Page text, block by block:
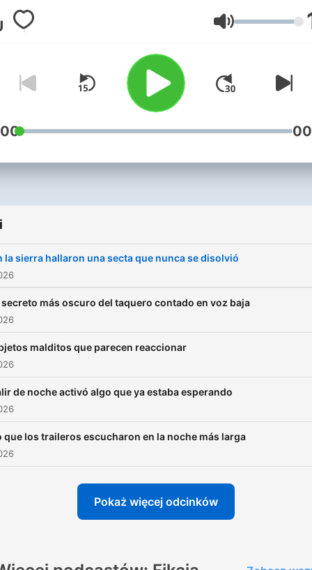
en Español colocan todos
anuncios al inicio de cada
episodio. Así, cuando eliges
escuchar, sabes que
no habrá interrupciones,
una inmersión continua en
miedo. Este gesto
sagrado: ese momento en
respiración, con los
historias te lleven sin
Historias de Terror, Historias
nacen para quienes sienten
historias que incomodan.
para asustar, sino de
de miedo que se parecen
demasiado a vivencias
Głośność
la sierra hallaron una secta que nunca se disolvió
secreto más oscuro del taquero contado en voz baja
malditos que parecen reaccionar
de noche activó algo que ya estaba esperando
que los traileros escucharon en la noche más larga
Pokaż więcej odcinków